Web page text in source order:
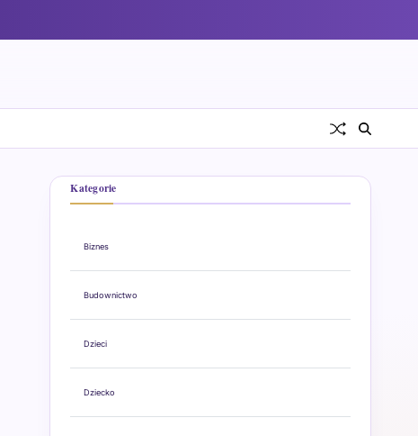
Kategorie
Biznes
Budownictwo
Dzieci
Dziecko